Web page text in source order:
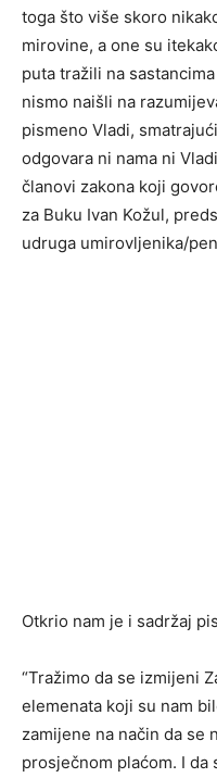
toga što više skoro
mirovine, a one su
puta tražili na
nismo naišli na
pismeno Vladi,
odgovara ni nama ni
članovi zakona koji
za Buku Ivan Kožul,
udruga umirovljenika/
Otkrio nam je i sadržaj
“Tražimo da se izmijeni
elemenata koji su nam
zamijene na način da se
prosječnom plaćom. I da